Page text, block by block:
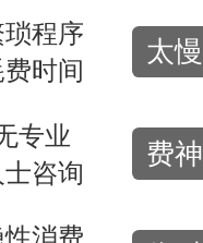
太慢
程序
时间
费神
专业
咨询